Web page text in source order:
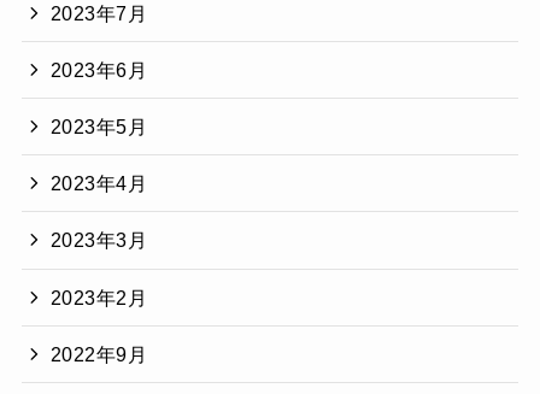
2023年7月
2023年6月
2023年5月
2023年4月
2023年3月
2023年2月
2022年9月